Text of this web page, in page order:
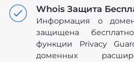
Whois Защита
Информация о
защищена
функции Privacy
доменных